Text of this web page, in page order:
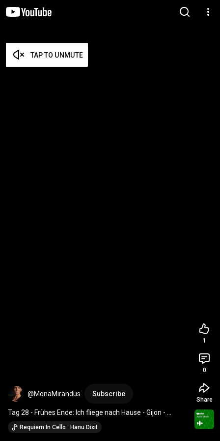
TAP TO UNMUTE
@MonaMirandus Subscribe
Tag 28 - Frühes Ende: Ich fliege nach Hause - Gijon -
Alicante - Hamburg #CaminoDelNorte
Requiem In Cello · Hanu Dixit
1
0
Share